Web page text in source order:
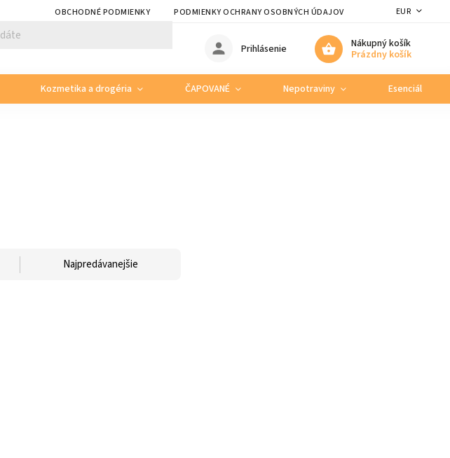
OBCHODNÉ PODMIENKY PODMIENKY OCHRANY OSOBNÝCH ÚDAJOV EUR
Nákupný košík
Prázdny košík
Prihlásenie
Kozmetika a drogéria ČAPOVANÉ Nepotraviny Esenciálne
Najpredávanejšie